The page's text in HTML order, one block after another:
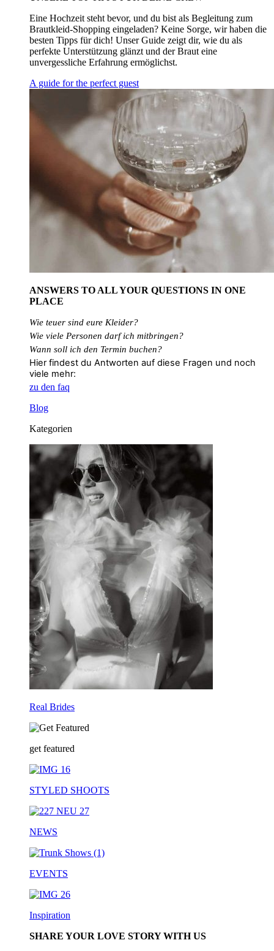
Eine Hochzeit steht bevor, und du bist als Begleitung zum
Brautkleid-Shopping eingeladen? Keine Sorge, wir haben die
besten Tipps für dich! Unser Guide zeigt dir, wie du als
perfekte Unterstützung glänzt und der Braut eine
unvergessliche Erfahrung ermöglichst.
A guide for the perfect guest
ANSWERS TO ALLYOUR QUESTIONS IN ONE
PLACE
Wie teuer sind eure Kleider?
Wie viele Personen darf ich mitbringen?
Wann soll ich den Termin buchen?
Hier findest du Antworten auf diese Fragen und noch
viele mehr:
zu den faq
Blog
Kategorien
Real Brides
get featured
STYLED SHOOTS
NEWS
EVENTS
Inspiration
SHARE YOUR LOVE STORY WITH US